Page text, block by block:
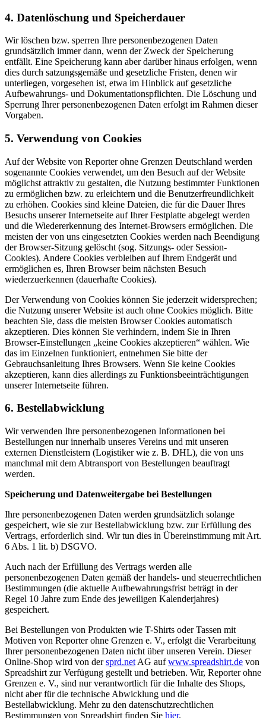
4. Datenlöschung und Speicherdauer
Wir löschen bzw. sperren Ihre personenbezogenen Daten
grundsätzlich immer dann, wenn der Zweck der Speicherung
entfällt. Eine Speicherung kann aber darüber hinaus erfolgen, wenn
dies durch satzungsgemäße und gesetzliche Fristen, denen wir
unterliegen, vorgesehen ist, etwa im Hinblick auf gesetzliche
Aufbewahrungs- und Dokumentationspflichten. Die Löschung und
Sperrung Ihrer personenbezogenen Daten erfolgt im Rahmen dieser
Vorgaben.
5. Verwendung von Cookies
Auf der Website von Reporter ohne Grenzen Deutschland werden
sogenannte Cookies verwendet, um den Besuch auf der Website
möglichst attraktiv zu gestalten, die Nutzung bestimmter Funktionen
zu ermöglichen bzw. zu erleichtern und die Benutzerfreundlichkeit
zu erhöhen. Cookies sind kleine Dateien, die für die Dauer Ihres
Besuchs unserer Internetseite auf Ihrer Festplatte abgelegt werden
und die Wiedererkennung des Internet-Browsers ermöglichen. Die
meisten der von uns eingesetzten Cookies werden nach Beendigung
der Browser-Sitzung gelöscht (sog. Sitzungs- oder Session-
Cookies). Andere Cookies verbleiben auf Ihrem Endgerät und
ermöglichen es, Ihren Browser beim nächsten Besuch
wiederzuerkennen (dauerhafte Cookies).
Der Verwendung von Cookies können Sie jederzeit widersprechen;
die Nutzung unserer Website ist auch ohne Cookies möglich. Bitte
beachten Sie, dass die meisten Browser Cookies automatisch
akzeptieren. Dies können Sie verhindern, indem Sie in Ihren
Browser-Einstellungen „keine Cookies akzeptieren“ wählen. Wie
das im Einzelnen funktioniert, entnehmen Sie bitte der
Gebrauchsanleitung Ihres Browsers. Wenn Sie keine Cookies
akzeptieren, kann dies allerdings zu Funktionsbeeinträchtigungen
unserer Internetseite führen.
6. Bestellabwicklung
Wir verwenden Ihre personenbezogenen Informationen bei
Bestellungen nur innerhalb unseres Vereins und mit unseren
externen Dienstleistern (Logistiker wie z. B. DHL), die von uns
manchmal mit dem Abtransport von Bestellungen beauftragt
werden.
Speicherung und Datenweitergabe bei Bestellungen
Ihre personenbezogenen Daten werden grundsätzlich solange
gespeichert, wie sie zur Bestellabwicklung bzw. zur Erfüllung des
Vertrags, erforderlich sind. Wir tun dies in Übereinstimmung mit Art.
6 Abs. 1 lit. b) DSGVO.
Auch nach der Erfüllung des Vertrags werden alle
personenbezogenen Daten gemäß der handels- und steuerrechtlichen
Bestimmungen (die aktuelle Aufbewahrungsfrist beträgt in der
Regel 10 Jahre zum Ende des jeweiligen Kalenderjahres)
gespeichert.
Bei Bestellungen von Produkten wie T-Shirts oder Tassen mit
Motiven von Reporter ohne Grenzen e. V., erfolgt die Verarbeitung
Ihrer personenbezogenen Daten nicht über unseren Verein. Dieser
Online-Shop wird von dersprd.net AG aufwww.spreadshirt.de von
Spreadshirt zur Verfügung gestellt und betrieben. Wir, Reporter ohne
Grenzen e. V., sind nur verantwortlich für die Inhalte des Shops,
nicht aber für die technische Abwicklung und die
Bestellabwicklung. Mehr zu den datenschutzrechtlichen
Bestimmungen von Spreadshirt finden Sie hier.